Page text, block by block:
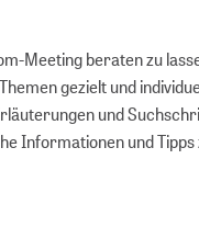
Meeting beraten zu
gezielt und
und
Informationen und Tipps